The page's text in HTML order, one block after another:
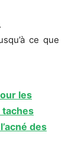
ce que
les
taches
des